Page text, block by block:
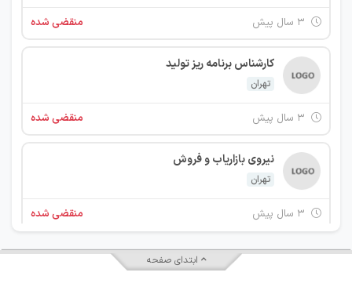
منقضی شده
کارشناس برنامه ریز تولید
تهران
منقضی شده
نیروی بازاریاب و فروش
تهران
منقضی شده
ابتدای صفحه